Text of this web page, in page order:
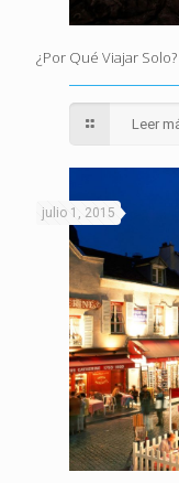
¿Por Qué Viajar Solo?
Leer
julio 1, 2015